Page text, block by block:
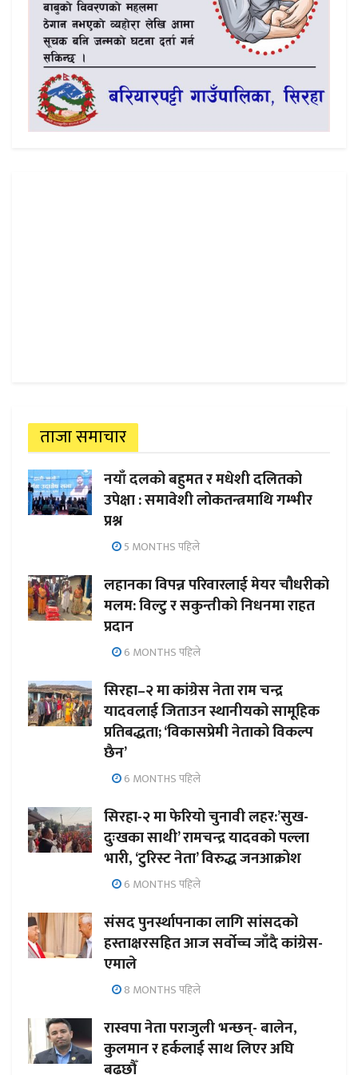
ताजा समाचार
नयाँ दलको बहुमत र मधेशी दलितको
उपेक्षा : समावेशी लोकतन्त्रमाथि गम्भीर
प्रश्न
5 MONTHS पहिले
लहानका विपन्न परिवारलाई मेयर चौधरीको
मलम: विल्टु र सकुन्तीको निधनमा राहत
प्रदान
6 MONTHS पहिले
सिरहा–२ मा कांग्रेस नेता राम चन्द्र
यादवलाई जिताउन स्थानीयको सामूहिक
प्रतिबद्धता; ‘विकासप्रेमी नेताको विकल्प
छैन’
6 MONTHS पहिले
सिरहा-२ मा फेरियो चुनावी लहर:’सुख-
दुःखका साथी’ रामचन्द्र यादवको पल्ला
भारी, ‘टुरिस्ट नेता’ विरुद्ध जनआक्रोश
6 MONTHS पहिले
संसद पुनर्स्थापनाका लागि सांसदको
हस्ताक्षरसहित आज सर्वोच्च जाँदै कांग्रेस-
एमाले
8 MONTHS पहिले
रास्वपा नेता पराजुली भन्छन्- बालेन,
कुलमान र हर्कलाई साथ लिएर अघि
बढ्छौँ